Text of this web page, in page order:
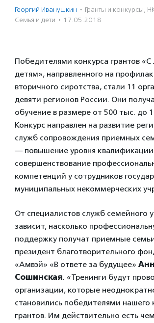
Георгий Иванушкин · Гранты и конкурсы,
Семья и дети · 17.05.2018
Победителями конкурса грантов
детям», направленного на
вторичного сиротства, стали 11
девяти регионов России. Они
обучение в размере от 500 тыс. до
Конкурс направлен на развитие
служб сопровождения приемных
— повышение уровня
совершенствование
компетенций у сотрудников
муниципальных некоммерческих
От специалистов служб семейного
зависит, насколько
поддержку получат приемные
президент благотворительного
«Амвэй» «В ответе за будущее»
Сошинская. «Тренинги будут
организации, которые
становились победителями нашего
грантов. Им действительно есть